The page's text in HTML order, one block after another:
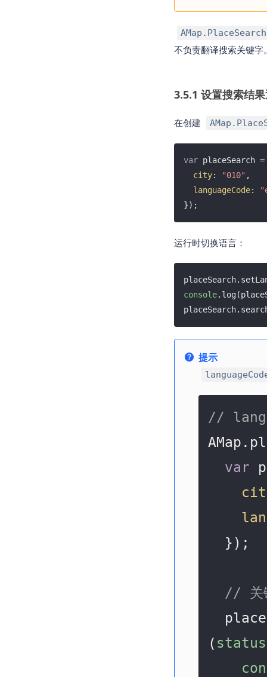
AMap.PlaceSearch
不负责翻译搜索关键字
3.5.1 设置搜索结
在创建
var placeSearch
city: "010" ,
languageCode:
});
运行时切换语言：
console
提示
//
var
// 关
(